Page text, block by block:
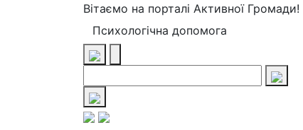
Вітаємо на порталі Активної
Психологічна допомога